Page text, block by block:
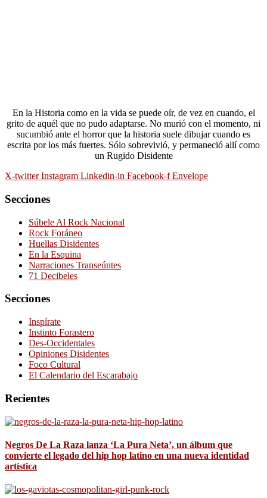
En la Historia como en la vida se puede oír, de vez en cuando, el
grito de aquél que no pudo adaptarse. No murió con el momento, ni
sucumbió ante el horror que la historia suele dibujar cuando es
escrita por los más fuertes. Sólo sobrevivió, y permaneció allí como
un Rugido Disidente
X-twitter Instagram Linkedin-in Facebook-f Envelope
Secciones
Súbele Al Rock Nacional
Rock Foráneo
Huellas Disidentes
En la Esquina
Narraciones Transeúntes
71 Decibeles
Secciones
Inspírate
Instinto Forastero
Des-Occidentales
Opiniones Disidentes
Foco Cultural
El Calendario del Escarabajo
Recientes
Negros De La Raza lanza ‘La Pura Neta’, un álbum que
convierte el legado del hip hop latino en una nueva identidad
artística